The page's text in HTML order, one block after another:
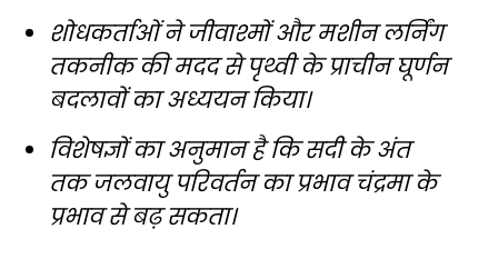
शोधकर्ताओं ने जीवाश्मों और मशीन लर्निंग
तकनीक की मदद से पृथ्वी के प्राचीन घूर्णन
बदलावों का अध्ययन किया।
विशेषज्ञों का अनुमान है कि सदी के अंत
तक जलवायु परिवर्तन का प्रभाव चंद्रमा के
प्रभाव से बढ़ सकता।